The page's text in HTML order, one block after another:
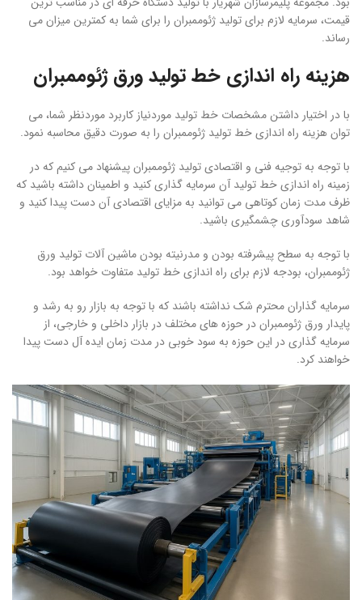
قیمت، سرمایه لازم برای تولید ژئوممبران را برای شما به کمترین میزان می
رساند.
هزینه راه اندازی خط تولید ورق ژئوممبران
با در اختیار داشتن مشخصات خط تولید موردنیاز کاربرد موردنظر شما، می
توان هزینه راه اندازی خط تولید ژئوممبران را به صورت دقیق محاسبه نمود.
با توجه به توجیه فنی و اقتصادی تولید ژئوممبران پیشنهاد می کنیم که در
زمینه راه اندازی خط تولید آن سرمایه گذاری کنید و اطمینان داشته باشید که
ظرف مدت زمان کوتاهی می توانید به مزایای اقتصادی آن دست پیدا کنید و
شاهد سودآوری چشمگیری باشید.
با توجه به سطح پیشرفته بودن و مدرنیته بودن ماشین آلات تولید ورق
ژئوممبران، بودجه لازم برای راه اندازی خط تولید متفاوت خواهد بود.
سرمایه گذاران محترم شک نداشته باشند که با توجه به بازار رو به رشد و
پایدار ورق ژئوممبران در حوزه های مختلف در بازار داخلی و خارجی، از
سرمایه گذاری در این حوزه به سود خوبی در مدت زمان ایده آل دست پیدا
خواهند کرد.